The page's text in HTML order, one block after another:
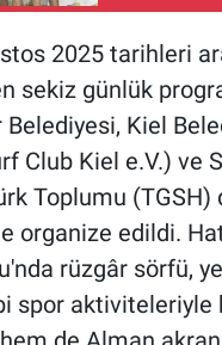
2025 tarihleri
sekiz günlük
Belediyesi, Kiel
Club Kiel e.V.) ve
Toplumu (TGSH)
organize edildi.
rüzgâr sörfü,
spor aktiviteleriyle